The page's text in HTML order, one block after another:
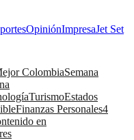
OpiniónImpresaJet Set
ColombiaSemana
TurismoEstados
Finanzas Personales4
en